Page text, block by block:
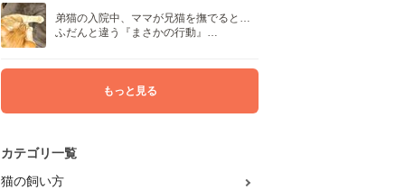
弟猫の入院中、ママが兄猫を撫でると…
ふだんと違う『まさかの行動』…
もっと見る
カテゴリ一覧
猫の飼い方